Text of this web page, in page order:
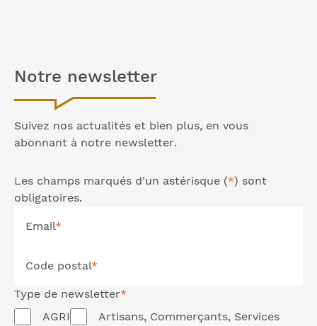
Notre newsletter
Suivez nos actualités et bien plus, en vous
abonnant à notre newsletter.
Les champs marqués d'un astérisque (*) sont
obligatoires.
Email*
Code postal*
Type de newsletter*
AGRI
Artisans, Commerçants, Services